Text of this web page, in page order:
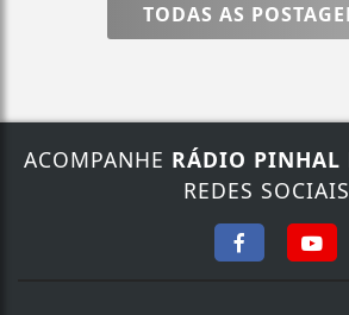
TODAS AS
ACOMPANHE RÁDIO PINHAL
REDES SOCIAIS